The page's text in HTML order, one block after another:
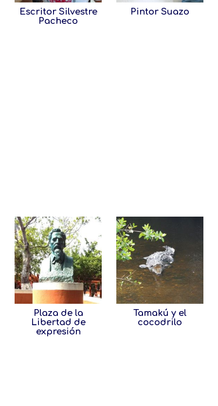
Escritor Silvestre
Pacheco
Pintor Suazo
Plaza de la
Libertad de
expresión
Tamakú y el
cocodrilo